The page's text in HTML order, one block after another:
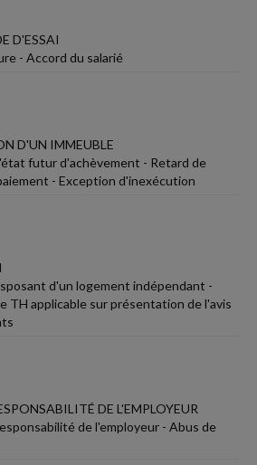
D'ESSAI
- Accord du salarié
D'UN IMMEUBLE
futur d'achèvement - Retard de
- Exception d'inexécution
d'un logement indépendant -
TH applicable sur présentation de l'avis
DE L'EMPLOYEUR
de l'employeur - Abus de